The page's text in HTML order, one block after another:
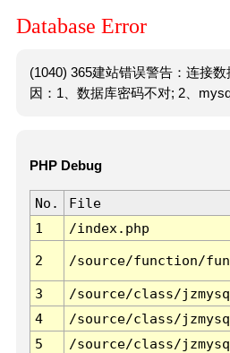
Database Error
(1040) 365建站错误警告：连接
因：1、数据库密码不对; 2、
PHP Debug
No. File
1
/index.php
2 /source/function/
3 /source/class/
4
/source/class/
5
/source/class/